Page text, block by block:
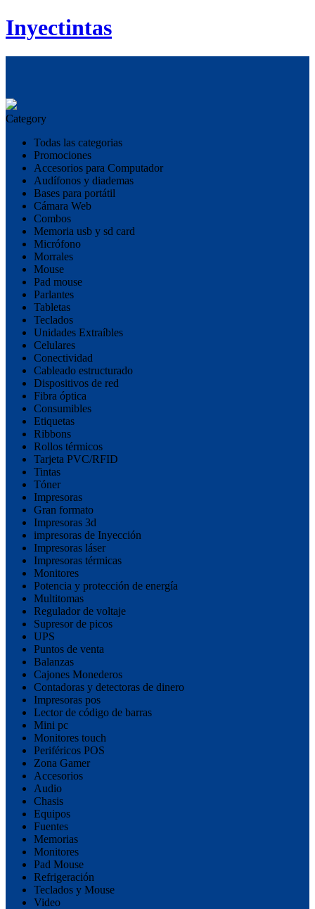
Inyectintas
Category
Todas las categorias
Promociones
Accesorios para Computador
Audífonos y diademas
Bases para portátil
Cámara Web
Combos
Memoria usb y sd card
Micrófono
Morrales
Mouse
Pad mouse
Parlantes
Tabletas
Teclados
Unidades Extraíbles
Celulares
Conectividad
Cableado estructurado
Dispositivos de red
Fibra óptica
Consumibles
Etiquetas
Ribbons
Rollos térmicos
Tarjeta PVC/RFID
Tintas
Tóner
Impresoras
Gran formato
Impresoras 3d
impresoras de Inyección
Impresoras láser
Impresoras térmicas
Monitores
Potencia y protección de energía
Multitomas
Regulador de voltaje
Supresor de picos
UPS
Puntos de venta
Balanzas
Cajones Monederos
Contadoras y detectoras de dinero
Impresoras pos
Lector de código de barras
Mini pc
Monitores touch
Periféricos POS
Zona Gamer
Accesorios
Audio
Chasis
Equipos
Fuentes
Memorias
Monitores
Pad Mouse
Refrigeración
Teclados y Mouse
Video